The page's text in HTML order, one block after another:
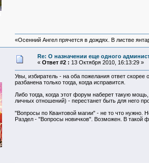
«Осенний Ангел прячется в дождях. В листве
Re: О назначении еще одного
« Ответ #2 : 13 Октября 2010, 16:13:29 »
Увы, избиратель - на оба пожелания ответ
разбанена только тогда, когда исправится.
Либо тогда, когда этот форум наберет такую
личных отношений) - перестанет быть для него
"Вопросы по Квантовой магии" - не то что нужно.
Раздел - "Вопросы новичков". Возможен. В такой